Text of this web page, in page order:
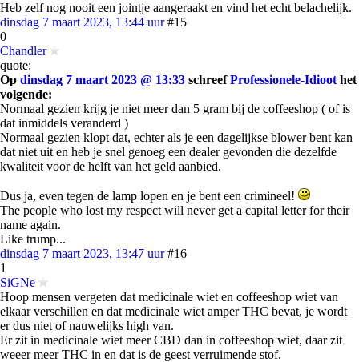
Heb zelf nog nooit een jointje aangeraakt en vind het echt belachelijk.
dinsdag 7 maart 2023, 13:44 uur #15
0
Chandler
quote:
Op dinsdag 7 maart 2023 @ 13:33 schreefProfessionele-Idioot het
volgende:
Normaal gezien krijg je niet meer dan 5 gram bij de coffeeshop ( of is
dat inmiddels veranderd )
Normaal gezien klopt dat, echter als je een dagelijkse blower bent kan
dat niet uit en heb je snel genoeg een dealer gevonden die dezelfde
kwaliteit voor de helft van het geld aanbied.
Dus ja, even tegen de lamp lopen en je bent een crimineel!
The people who lost my respect will never get a capital letter for their
name again.
Like trump...
dinsdag 7 maart 2023, 13:47 uur #16
1
SiGNe
Hoop mensen vergeten dat medicinale wiet en coffeeshop wiet van
elkaar verschillen en dat medicinale wiet amper THC bevat, je wordt
er dus niet of nauwelijks high van.
Er zit in medicinale wiet meer CBD dan in coffeeshop wiet, daar zit
weeer meer THC in en dat is de geest verruimende stof.